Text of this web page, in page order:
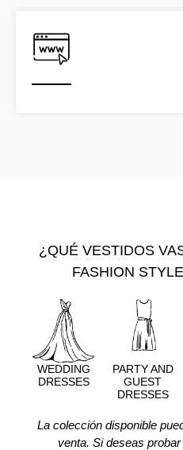
¿QUÉ VESTIDOS
FASHION
WEDDING
DRESSES
PARTY AND
GUEST
DRESSES
La colección disponible
venta. Si deseas